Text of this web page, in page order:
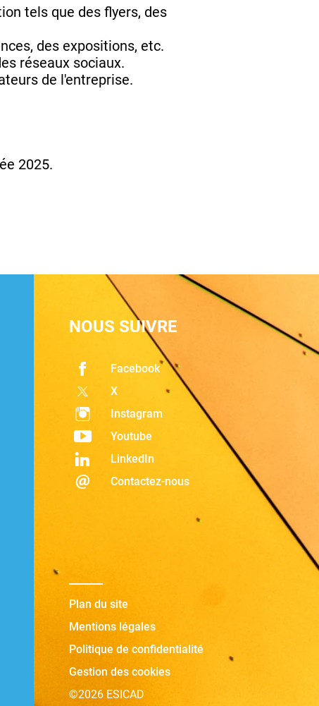
tels que des flyers, des
des expositions, etc.
réseaux sociaux.
de l'entreprise.
2025.
NOUS SUIVRE
Facebook
X
Instagram
Youtube
LinkedIn
Contactez-nous
Plan du site
Mentions légales
Politique de confidentialité
Gestion des cookies
©2026 ESICAD